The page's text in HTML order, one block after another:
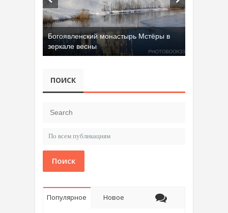
Богоявленский монастырь Мстёры в
зеркале весны
ПОИСК
Поиск
Популярное Новое